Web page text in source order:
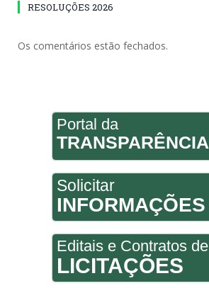
RESOLUÇÕES 2026
Os comentários estão fechados.
Portal da
TRANSPARÊNCIA
Solicitar
INFORMAÇÕES
Editais e Contratos de
LICITAÇÕES